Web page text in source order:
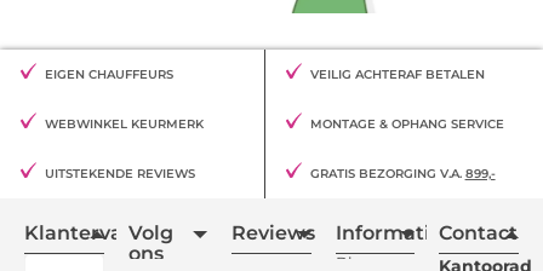
EIGEN CHAUFFEURS VEILIG ACHTERAF BETALEN
WEBWINKEL KEURMERK MONTAGE & OPHANG SERVICE
UITSTEKENDE REVIEWS GRATIS BEZORGING V.A. 899,-
Klantervaring
Volg
ons
Reviews Informatie
Blogs
Contact